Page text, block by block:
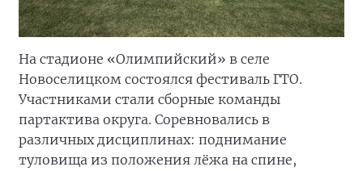
На стадионе «Олимпийский» в селе
Новоселицком состоялся фестиваль ГТО.
Участниками стали сборные команды
партактива округа. Соревновались в
различных дисциплинах: поднимание
туловища из положения лёжа на спине,